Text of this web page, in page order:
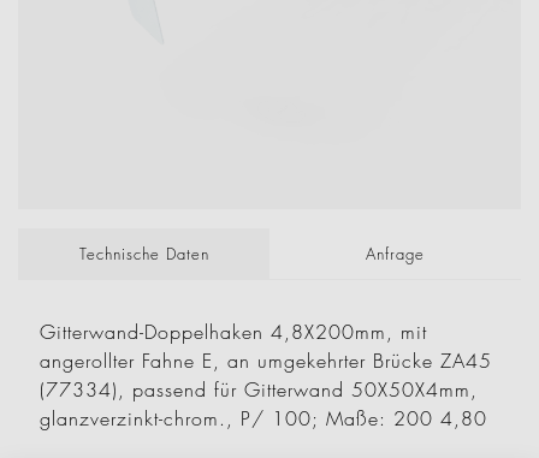
Technische Daten Anfrage
Gitterwand-Doppelhaken 4,8X200mm, mit
angerollter Fahne E, an umgekehrter Brücke ZA45
(77334), passend für Gitterwand 50X50X4mm,
glanzverzinkt-chrom., P/ 100; Maße: 200 4,80